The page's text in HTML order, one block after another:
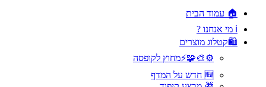
🏠 עמוד הבית
ℹ️ מי אנחנו ?
🛍️קטלוג מוצרים
⚙️🎨🧩⚡️מחוץ לקופסה
🆕 חדש על המדף